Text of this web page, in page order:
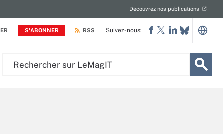
S'ABONNER
Découvrez nos publications
RSS Suivez-nous: